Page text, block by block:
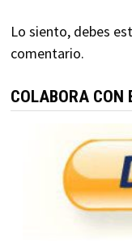
Lo siento, debes
comentario.
COLABORA CON